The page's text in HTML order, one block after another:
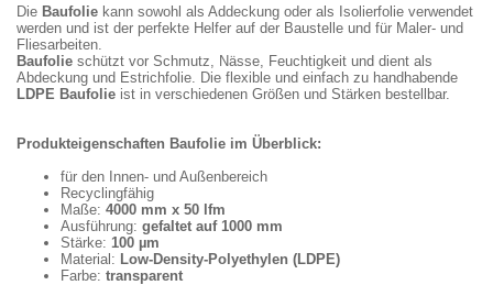
Die Baufolie kann sowohl als Addeckung oder als Isolierfolie verwendet
werden und ist der perfekte Helfer auf der Baustelle und für Maler- und
Fliesarbeiten.
Baufolie schützt vor Schmutz, Nässe, Feuchtigkeit und dient als
Abdeckung und Estrichfolie. Die flexible und einfach zu handhabende
LDPE Baufolie ist in verschiedenen Größen und Stärken bestellbar.
Produkteigenschaften Baufolie im Überblick:
für den Innen- und Außenbereich
Recyclingfähig
Maße: 4000 mm x 50 lfm
Ausführung: gefaltet auf 1000 mm
Stärke: 100 µm
Material: Low-Density-Polyethylen (LDPE)
Farbe: transparent